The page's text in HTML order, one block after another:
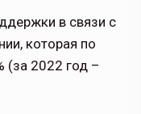
в связи с
которая по
(за 2022 год –